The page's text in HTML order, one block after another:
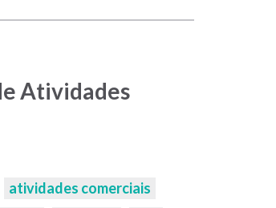
Atividades
atividades comerciais